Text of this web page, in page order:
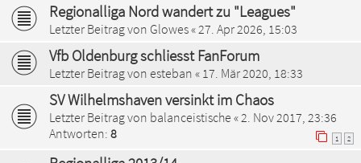
Regionalliga Nord wandert zu "Leagues"
Letzter Beitrag von Glowes« 27. Apr 2026, 15:03
Vfb Oldenburg schliesst FanForum
Letzter Beitrag von esteban « 17. Mär 2020, 18:33
SV Wilhelmshaven versinkt im Chaos
Letzter Beitrag von balanceistische « 2. Nov 2017, 23:36
Antworten: 8 1 2